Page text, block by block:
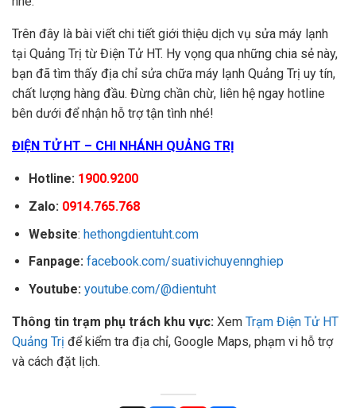
Trên đây là bài viết chi tiết giới thiệu dịch vụ sửa máy lạnh
tại Quảng Trị từ Điện Tử HT. Hy vọng qua những chia sẻ này,
bạn đã tìm thấy địa chỉ sửa chữa máy lạnh Quảng Trị uy tín,
chất lượng hàng đầu. Đừng chần chừ, liên hệ ngay hotline
bên dưới để nhận hỗ trợ tận tình nhé!
ĐIỆN TỬ HT – CHI NHÁNH QUẢNG TRỊ
Hotline: 1900.9200
Zalo: 0914.765.768
Website: hethongdientuht.com
Fanpage: facebook.com/suativichuyennghiep
Youtube: youtube.com/@dientuht
Thông tin trạm phụ trách khu vực: Xem Trạm Điện Tử HT
Quảng Trị để kiểm tra địa chỉ, Google Maps, phạm vi hỗ trợ
và cách đặt lịch.